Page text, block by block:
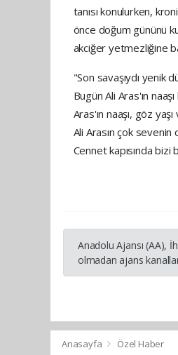
tanısı konulurken,
önce doğum gününü
akciğer yetmezliğine
"Son savaşıydı yenik
Bugün Ali Aras'ın
Aras'ın naaşı, göz
Ali Arasın çok
Cennet kapısında
Anadolu Ajansı (AA),
olmadan ajans
Anasayfa Özel Haber